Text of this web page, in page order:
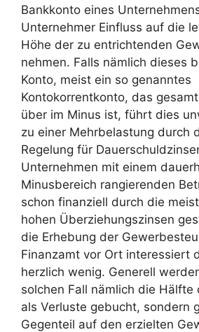
Bankkonto eines
Unternehmer Einfluss auf die
Höhe der zu entrichtenden
nehmen. Falls nämlich dieses
Konto, meist ein so genanntes
Kontokorrentkonto, das
über im Minus ist, führt dies
zu einer Mehrbelastung durch
Regelung für
Unternehmen mit einem
Minusbereich rangierenden
schon finanziell durch die
hohen Überziehungszinsen
die Erhebung der
Finanzamt vor Ort interessiert
herzlich wenig. Generell
solchen Fall nämlich die Hälfte
als Verluste gebucht, sondern
Gegenteil auf den erzielten